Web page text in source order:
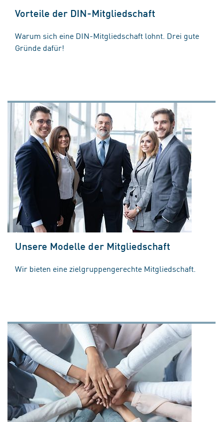
Vorteile der DIN-Mitgliedschaft
Warum sich eine DIN-Mitgliedschaft lohnt. Drei gute
Gründe dafür!
Unsere Modelle der Mitgliedschaft
Wir bieten eine zielgruppengerechte Mitgliedschaft.